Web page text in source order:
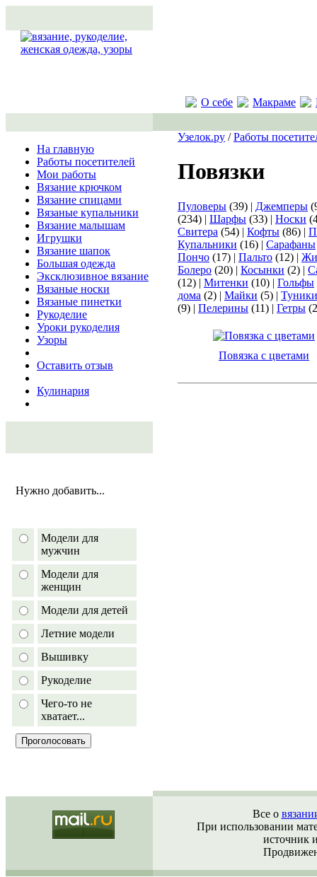
О себе Макраме
На главную
Работы посетителей
Мои работы
Вязание крючком
Вязание спицами
Вязаные купальники
Вязание малышам
Игрушки
Вязание шапок
Большая одежда
Эксклюзивное вязание
Вязаные носки
Вязаные пинетки
Рукоделие
Уроки рукоделия
Узоры
Оставить отзыв
Кулинария
Нужно добавить...
Модели для
мужчин
Модели для
женщин
Модели для детей
Летние модели
Вышивку
Рукоделие
Чего-то не
хватает...
Узелок.ру /Работы
Повязки
Пуловеры (39) | Джемперы
(234) | Шарфы (33) | Носки
Свитера (54) | Кофты (86) |
Купальники (16) | Сарафаны
Пончо (17) | Пальто (12) |
Болеро (20) | Косынки (2) |
(12) | Митенки (10) | Гольфы
дома (2) | Майки (5) | Туники
(9) | Пелерины (11) | Гетры
Повязка с цветами
Все о
При использовании
источник